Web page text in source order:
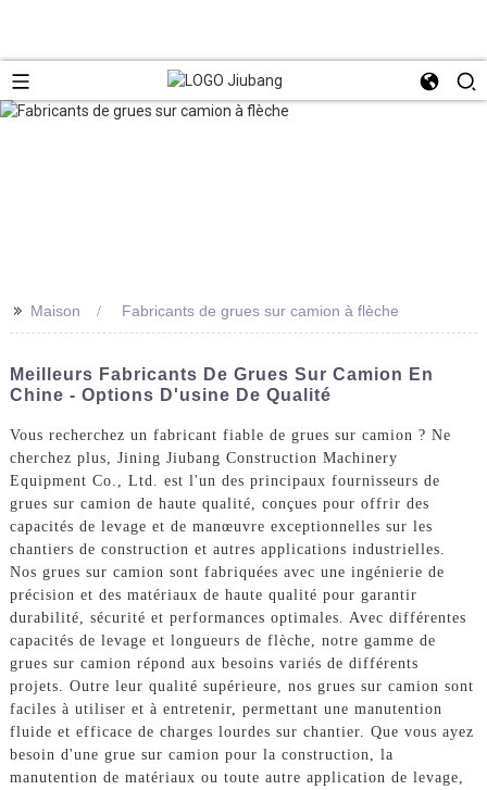
>> Maison Fabricants de grues sur camion à flèche
Meilleurs Fabricants De Grues Sur Camion En
Chine - Options D'usine De Qualité
Vous recherchez un fabricant fiable de grues sur camion ? Ne
cherchez plus, Jining Jiubang Construction Machinery
Equipment Co., Ltd. est l'un des principaux fournisseurs de
grues sur camion de haute qualité, conçues pour offrir des
capacités de levage et de manœuvre exceptionnelles sur les
chantiers de construction et autres applications industrielles.
Nos grues sur camion sont fabriquées avec une ingénierie de
précision et des matériaux de haute qualité pour garantir
durabilité, sécurité et performances optimales. Avec différentes
capacités de levage et longueurs de flèche, notre gamme de
grues sur camion répond aux besoins variés de différents
projets. Outre leur qualité supérieure, nos grues sur camion sont
faciles à utiliser et à entretenir, permettant une manutention
fluide et efficace de charges lourdes sur chantier. Que vous ayez
besoin d'une grue sur camion pour la construction, la
manutention de matériaux ou toute autre application de levage,